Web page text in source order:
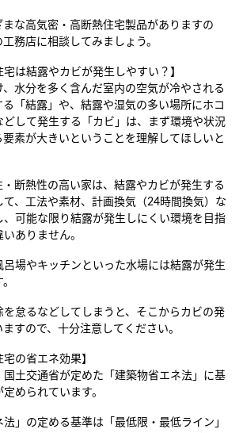
な高気密・高断熱住宅製品がありますの
務店に相談してみましょう。
宅は結露やカビが発生しやすい？】
水分を多く含んだ室内の空気が冷やされる
る「結露」や、結露や湿気の多い場所にホコ
どして発生する「カビ」は、まず環境や状況
素が大きいということを理解してほしいと
断熱性の高い家は、結露やカビが発生する
て、工法や素材、計画換気（24時間換気）な
、可能な限り結露が発生しにくい環境を目指
ありません。
呂場やキッチンといった水場には結露が発生
を怠るなどしてしまうと、そこからカビの発
すので、十分注意してください。
宅の省エネ効果】
国土交通省が定めた「建築物省エネ法」に基
められています。
」の定める基準は「最低限・最低ライン」